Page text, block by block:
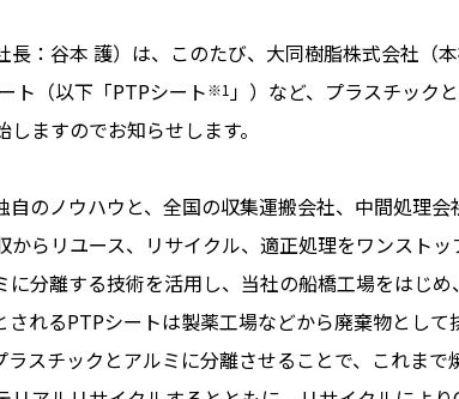
：谷本 護）は、このたび、大同樹脂株式会社（
ト（以下「PTPシート※1 」）など、プラスチック
ますのでお知らせします。
のノウハウと、全国の収集運搬会社、中間処理
らリユース、リサイクル、適正処理をワンストッ
分離する技術を活用し、当社の船橋工場をはじ
れるPTPシートは製薬工場などから廃棄物とし
スチックとアルミに分離させることで、これま